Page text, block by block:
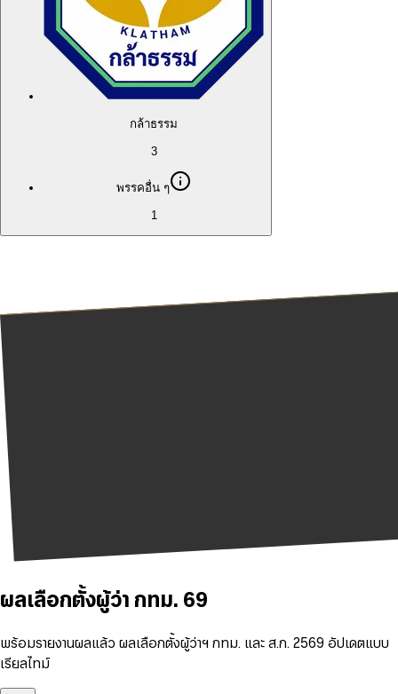
กล้าธรรม
3
พรรคอื่น ๆ
1
ผลเลือกตั้งผู้ว่า กทม. 69
พร้อมรายงานผลแล้ว ผลเลือกตั้งผู้ว่าฯ กทม. และ ส.ก. 2569 อัปเดตแบบ
เรียลไทม์